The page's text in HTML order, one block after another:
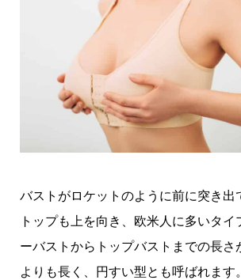
バストがロケットのように前に突き出
トップも上を向き、欧米人に多いタイ
ーバストからトップバストまでの長さ
よりも長く、円すい型とも呼ばれます。